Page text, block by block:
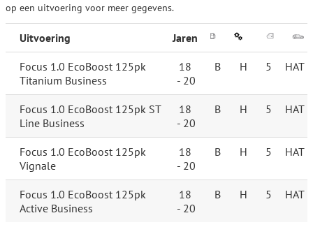
op een uitvoering voor meer gegevens.
Uitvoering Jaren
Focus 1.0 EcoBoost 125pk
Titanium Business
18
- 20
B H 5 HAT
Focus 1.0 EcoBoost 125pk ST
Line Business
18
- 20
B H 5 HAT
Focus 1.0 EcoBoost 125pk
Vignale
18
- 20
B H 5 HAT
Focus 1.0 EcoBoost 125pk
Active Business
18
- 20
B H 5 HAT